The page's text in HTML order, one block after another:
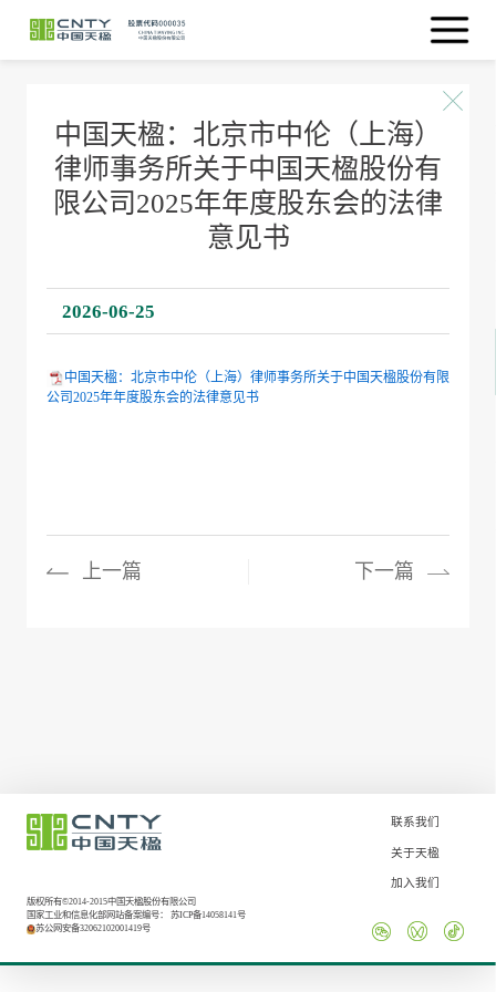
中国天楹：北京市中伦（上海）
律师事务所关于中国天楹股份有
限公司2025年年度股东会的法律
意见书
2026-06-25
中国天楹：北京市中伦（上海）律师事务所关于中国天楹股份有限
公司2025年年度股东会的法律意见书
上一篇 下一篇
版权所有©2014-2015中国天楹股份有限公司
国家工业和信息化部网站备案编号： 苏ICP备14058141号
苏公网安备32062102001419号
联系我们
关于天楹
加入我们